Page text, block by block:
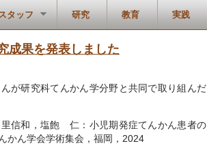
スタッフ 研究 教育 実践
成果を発表しました
が研究科てんかん学分野と共同で取り組んだ
和，塩飽 仁：小児期発症てんかん患者の
かん学会学術集会，福岡，2024